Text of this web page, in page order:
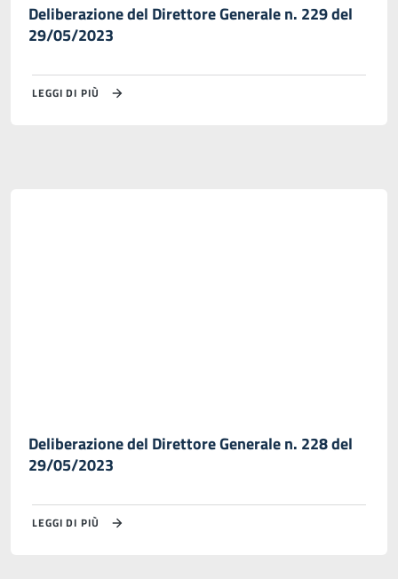
Deliberazione del Direttore Generale n. 229 del
29/05/2023
LEGGI DI PIÙ
Deliberazione del Direttore Generale n. 228 del
29/05/2023
LEGGI DI PIÙ